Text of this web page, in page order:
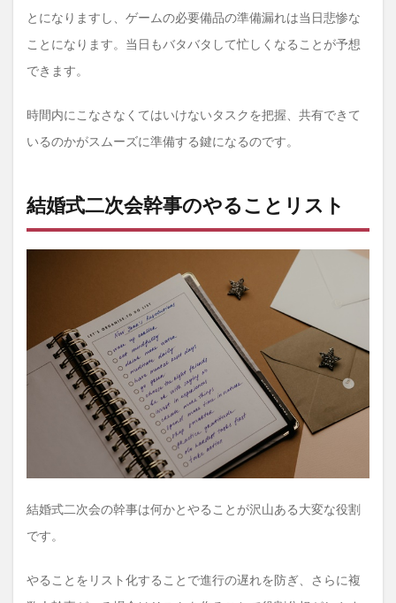
スト
日
3
式二
幹
こと
リス
とになりますし、ゲームの必要備品の準備漏れは当日悲惨な
ことになります。当日もバタバタして忙しくなることが予想
できます。
時間内にこなさなくてはいけないタスクを把握、共有できて
いるのかがスムーズに準備する鍵になるのです。
結婚式二次会幹事のやることリスト
結婚式二次会の幹事は何かとやることが沢山ある大変な役割
です。
やることをリスト化することで進行の遅れを防ぎ、さらに複